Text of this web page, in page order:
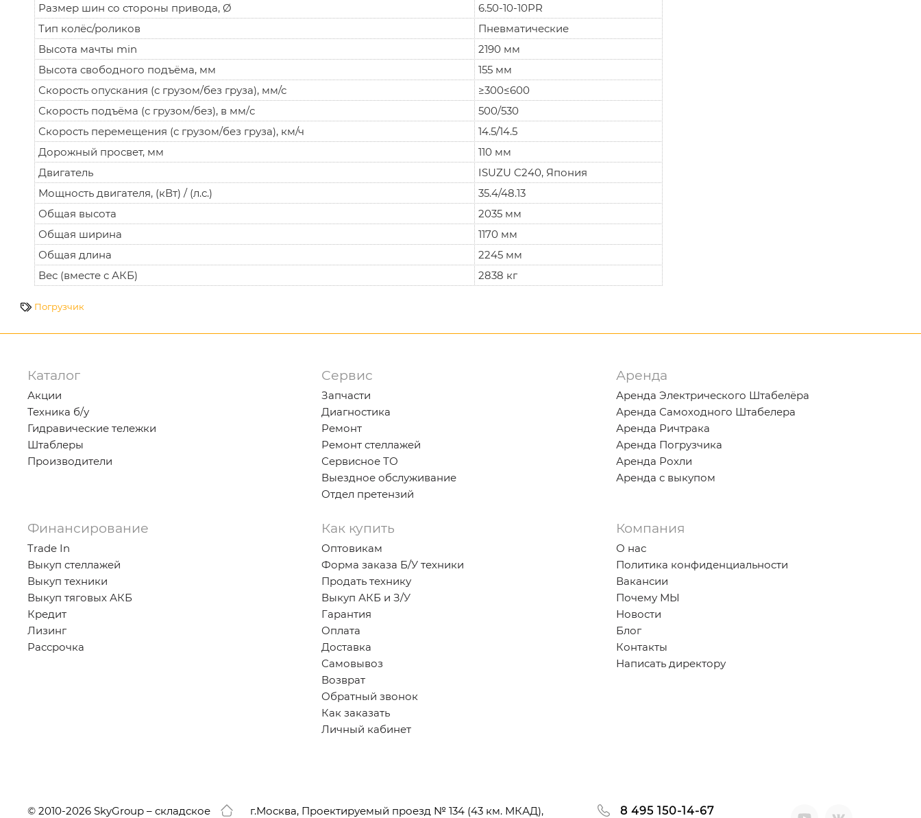
Размер шин со стороны привода, Ø
6.50-10-10PR
Тип колёс/роликов
Пневматические
Высота мачты min
2190 мм
Высота свободного подъёма, мм
155 мм
Скорость опускания (с грузом/без груза), мм/с
≥300≤600
Скорость подъёма (с грузом/без), в мм/c
500/530
Скорость перемещения (с грузом/без груза), км/ч
14.5/14.5
Дорожный просвет, мм
110 мм
Двигатель
ISUZU C240, Япония
Мощность двигателя, (кВт) / (л.с.)
35.4/48.13
Общая высота
2035 мм
Общая ширина
1170 мм
Общая длина
2245 мм
Вес (вместе с АКБ)
2838 кг
Погрузчик
Каталог
Акции
Техника б/у
Гидравические тележки
Штаблеры
Производители
Сервис
Запчасти
Диагностика
Ремонт
Ремонт стеллажей
Сервисное ТО
Выездное обслуживание
Отдел претензий
Аренда
Аренда Электрического Штабелёра
Аренда Самоходного Штабелера
Аренда Ричтрака
Аренда Погрузчика
Аренда Рохли
Аренда с выкупом
Финансирование
Trade In
Выкуп стеллажей
Выкуп техники
Выкуп тяговых АКБ
Кредит
Лизинг
Рассрочка
Как купить
Оптовикам
Форма заказа Б/У техники
Продать технику
Выкуп АКБ и З/У
Гарантия
Оплата
Доставка
Самовывоз
Возврат
Обратный звонок
Как заказать
Личный кабинет
Компания
О нас
Политика конфиденциальности
Вакансии
Почему МЫ
Новости
Блог
Контакты
Написать директору
© 2010-2026 SkyGroup – складское
г.Москва, Проектируемый проезд № 134 (43 км. МКАД),
8 495 150-14-67